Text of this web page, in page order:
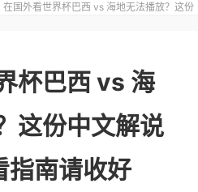
在国外看世界杯巴西 vs 海地无法播放？这份
杯巴西 vs 海
这份中文解说
指南请收好